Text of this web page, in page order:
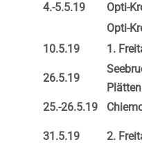
4.-5.5.19
Opti-
Opti-
10.5.19
1.
26.5.19
25.-26.5.19
31.5.19 2.